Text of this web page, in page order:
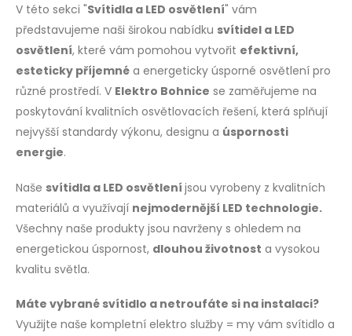
V této sekci "Svítidla a LED osvětlení" vám
představujeme naši širokou nabídku svítidel a LED
osvětlení, které vám pomohou vytvořit efektivní,
esteticky příjemné a energeticky úsporné osvětlení pro
různé prostředí. V Elektro Bohnice se zaměřujeme na
poskytování kvalitních osvětlovacích řešení, která splňují
nejvyšší standardy výkonu, designu a úspornosti
energie.
Naše svítidla a LED osvětlení jsou vyrobeny z kvalitních
materiálů a využívají nejmodernější LED technologie.
Všechny naše produkty jsou navrženy s ohledem na
energetickou úspornost, dlouhou životnost a vysokou
kvalitu světla.
Máte vybrané svítidlo a netroufáte si na instalaci?
Využijte naše kompletní elektro služby = my vám svítidlo a